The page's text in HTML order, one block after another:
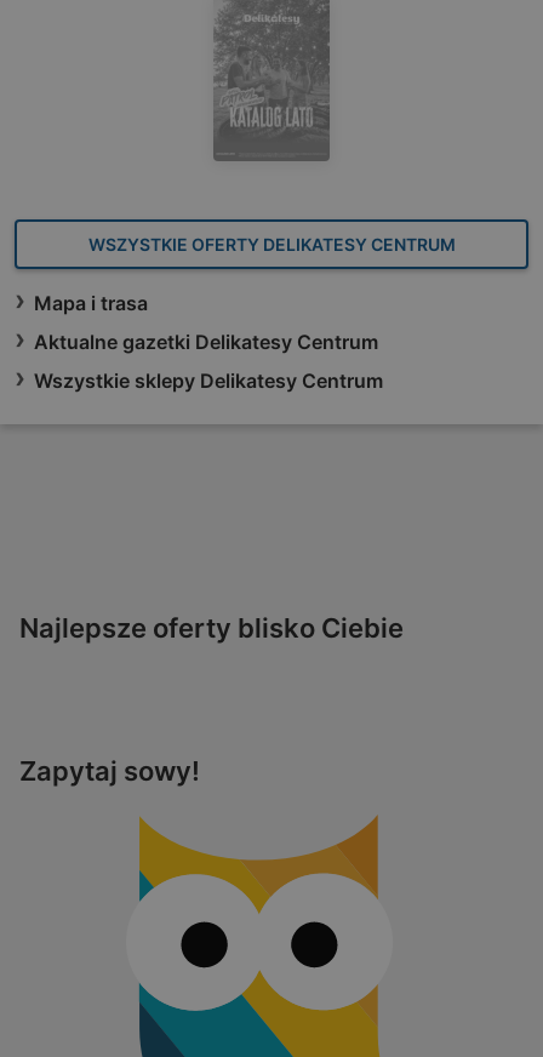
WSZYSTKIE OFERTY DELIKATESY CENTRUM
Mapa i trasa
Aktualne gazetki Delikatesy Centrum
Wszystkie sklepy Delikatesy Centrum
Najlepsze oferty blisko Ciebie
Zapytaj sowy!